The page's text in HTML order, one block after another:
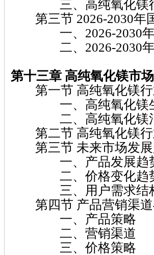
三、高纯氧化镁行
第三节 2026-2030年
一、2026-2030年
二、2026-2030年高
第十三章 高纯氧化镁市
第一节 高纯氧化镁行
一、高纯氧化镁生
二、高纯氧化镁消
第二节 高纯氧化镁行
第三节 未来市场发展
一、产品发展趋
二、价格变化趋
三、用户需求结
第四节 产品营销渠道
一、产品策略
二、营销渠道
三、价格策略